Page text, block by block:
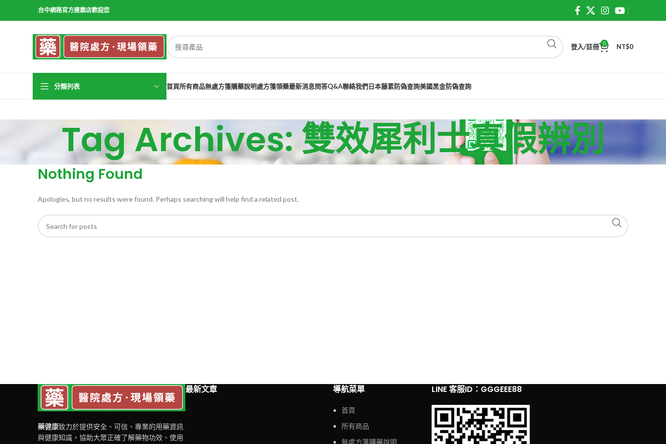
台中網路官方連鎖店歡迎您
登入/註冊 0 NT$0
分類列表 首頁所有商品無處方箋購藥說明處方箋領藥最新消息問答Q&A聯絡我們日本藤素防偽查詢美國黑金防偽查詢
Tag Archives: 雙效犀利士真假辨別
Nothing Found
Apologies, but no results were found. Perhaps searching will help find a related post.
藥健康致力於提供安全、可信、專業的用藥資訊
與健康知識，協助大眾正確了解藥物功效、使用
最新文章 導航菜單
首頁
所有商品
無處方箋購藥說明
LINE 客服ID：GGGEEE88